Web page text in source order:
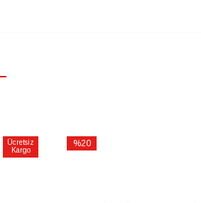
Ücretsiz
Kargo
%20